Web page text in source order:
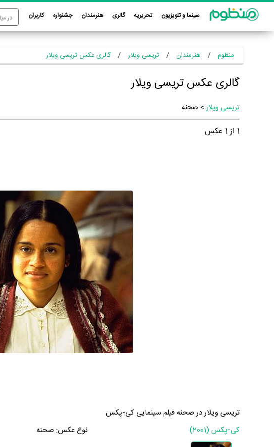
سینما و تلویزیون تحریریه گالری هنرمندان جشنواره کاربران
منظوم هنرمندان تریسی ویلار گالری عکس تریسی ویلار
گالری عکس تریسی ویلار
تریسی ویلار> صحنه
1 از1 عکس
تریسی ویلار در صحنه فیلم سینمایی کی-پکس
کی-پکس (2001)
نوع عکس:صحنه